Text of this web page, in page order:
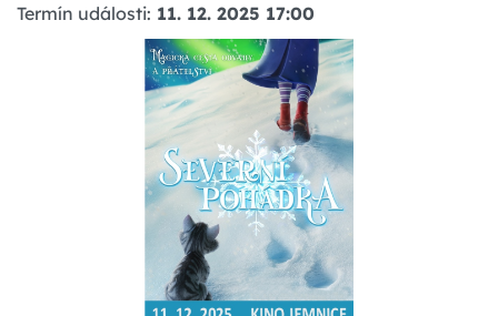
Termín události: 11. 12. 2025 17:00